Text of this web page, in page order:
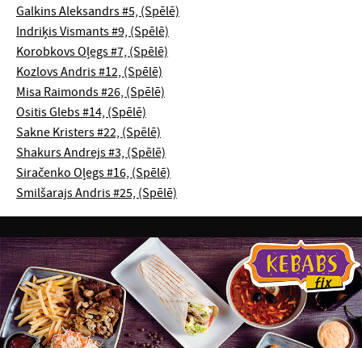
Galkins Aleksandrs #5, (Spēlē)
Indriķis Vismants #9, (Spēlē)
Korobkovs Oļegs #7, (Spēlē)
Kozlovs Andris #12, (Spēlē)
Misa Raimonds #26, (Spēlē)
Ositis Glebs #14, (Spēlē)
Sakne Kristers #22, (Spēlē)
Shakurs Andrejs #3, (Spēlē)
Siračenko Oļegs #16, (Spēlē)
Smilšarajs Andris #25, (Spēlē)